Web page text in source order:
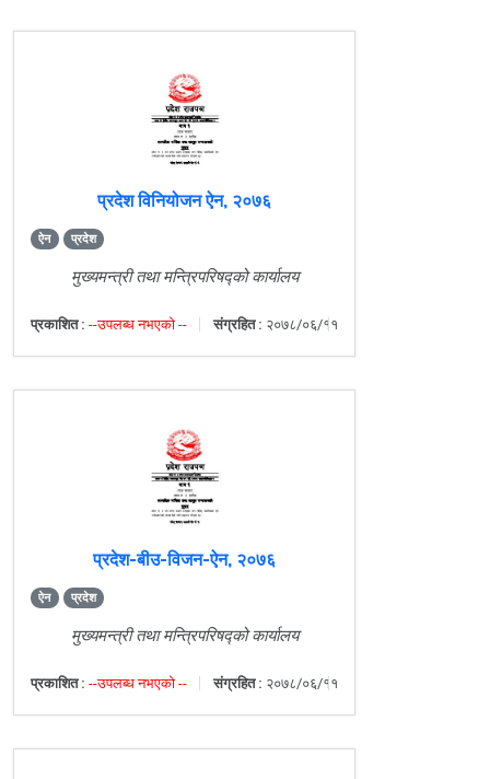
प्रदेश विनियोजन ऐन, २०७६
ऐन प्रदेश
मुख्यमन्त्री तथा मन्त्रिपरिषद्को कार्यालय
प्रकाशित : --उपलब्ध नभएको -- संग्रहित : २०७८/०६/११
प्रदेश-बीउ-विजन-ऐन, २०७६
ऐन प्रदेश
मुख्यमन्त्री तथा मन्त्रिपरिषद्को कार्यालय
प्रकाशित : --उपलब्ध नभएको -- संग्रहित : २०७८/०६/११